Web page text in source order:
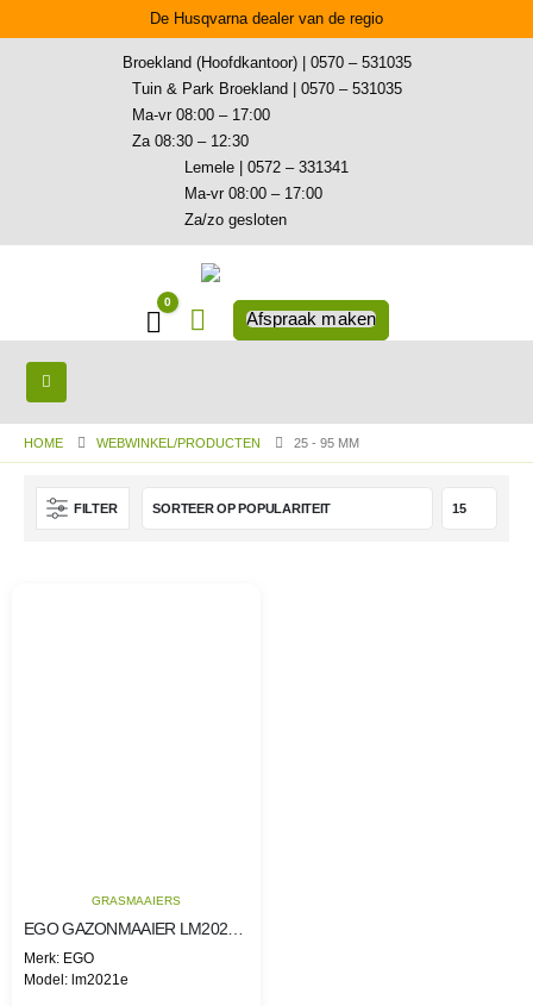
De Husqvarna dealer van de regio
Broekland (Hoofdkantoor) | 0570 – 531035
Tuin & Park Broekland | 0570 – 531035
Ma-vr 08:00 – 17:00
Za 08:30 – 12:30
Lemele | 0572 – 331341
Ma-vr 08:00 – 17:00
Za/zo gesloten
Winkelwagen
0
Afspraak maken
HOME WEBWINKEL/PRODUCTEN 25 - 95 MM
FILTER
GRASMAAIERS
Merk: EGO
Model: lm2021e